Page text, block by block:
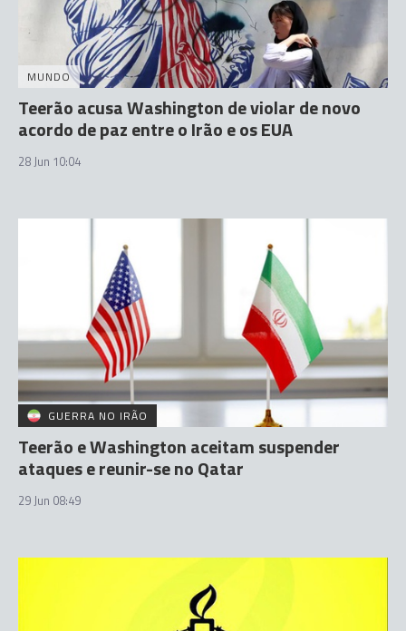
MUNDO
Teerão acusa Washington de violar de novo
acordo de paz entre o Irão e os EUA
28 Jun 10:04
GUERRA NO IRÃO
Teerão e Washington aceitam suspender
ataques e reunir-se no Qatar
29 Jun 08:49